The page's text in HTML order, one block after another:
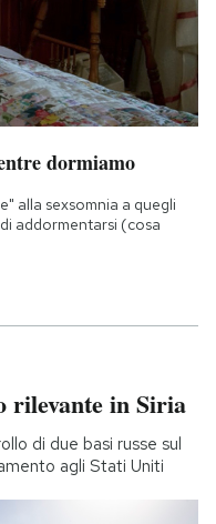
dormiamo
alla sexsomnia a quegli
addormentarsi (cosa
rilevante in Siria
di due basi russe sul
agli Stati Uniti